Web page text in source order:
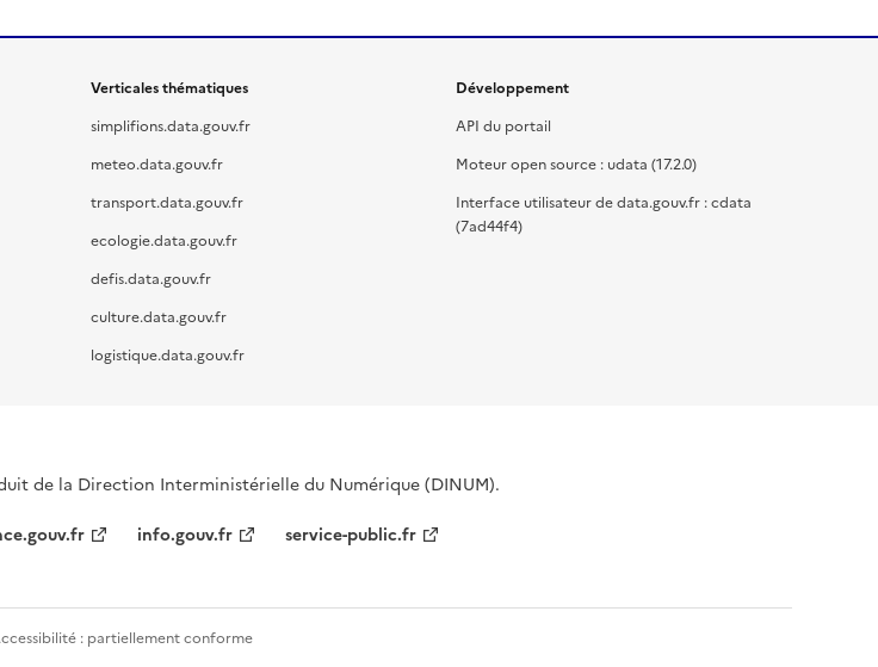
Verticales thématiques
simplifions.data.gouv.fr
meteo.data.gouv.fr
transport.data.gouv.fr
ecologie.data.gouv.fr
defis.data.gouv.fr
culture.data.gouv.fr
logistique.data.gouv.fr
Développement
API du portail
Moteur open source : udata (17.2.0)
Interface utilisateur de data.gouv.fr : cdata
(7ad44f4)
de la Direction Interministérielle du Numérique (DINUM).
info.gouv.fr service-public.fr
: partiellement conforme